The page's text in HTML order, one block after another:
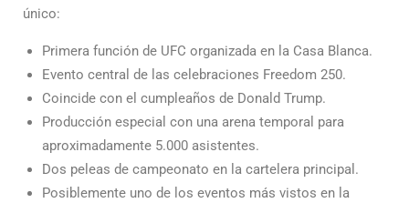
único:
Primera función de UFC organizada en la Casa Blanca.
Evento central de las celebraciones Freedom 250.
Coincide con el cumpleaños de Donald Trump.
Producción especial con una arena temporal para
aproximadamente 5.000 asistentes.
Dos peleas de campeonato en la cartelera principal.
Posiblemente uno de los eventos más vistos en la